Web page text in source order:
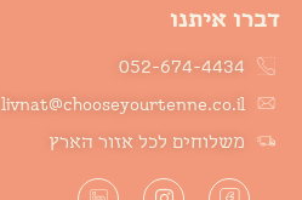
דברו איתנו
052-674-4434
livnat@chooseyourtenne.co.il
משלוחים לכל אזור הארץ